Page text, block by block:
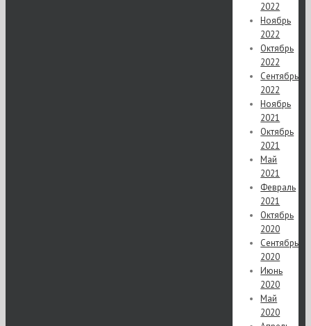
2022
Ноябрь
2022
Октябрь
2022
Сентябрь
2022
Ноябрь
2021
Октябрь
2021
Май
2021
Февраль
2021
Октябрь
2020
Сентябрь
2020
Июнь
2020
Май
2020